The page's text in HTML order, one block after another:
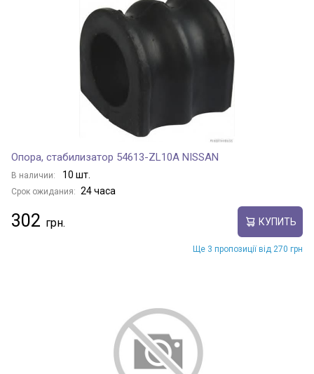
Опора, стабилизатор 54613-ZL10A NISSAN
В наличии: 10 шт.
Срок ожидания: 24 часа
302 КУПИТЬ
Ще 3 пропозиції від 270 грн